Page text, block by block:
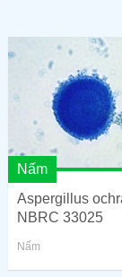
Nấm
Aspergillus
NBRC 33025
Nấm